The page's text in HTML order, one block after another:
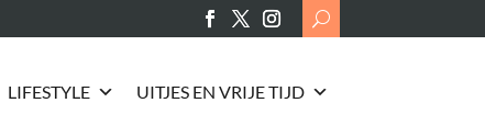
Search
for:
LIFESTYLE UITJES EN VRIJE TIJD